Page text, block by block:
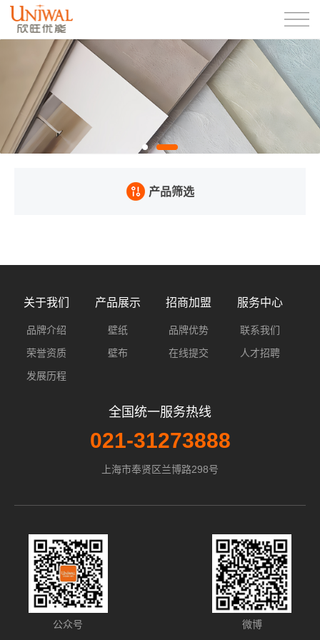
产品筛选
关于我们
品牌介绍
荣誉资质
发展历程
产品展示
壁纸
壁布
招商加盟
品牌优势
在线提交
服务中心
联系我们
人才招聘
全国统一服务热线
021-31273888
上海市奉贤区兰博路298号
公众号 微博